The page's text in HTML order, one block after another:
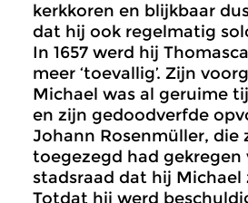
kerkkoren en blijkbaar
dat hij ook regelmatig
In 1657 werd hij
meer ‘toevallig’. Zijn
Michael was al geruime
en zijn gedoodverfde
Johann Rosenmüller, die
toegezegd had gekregen
stadsraad dat hij Michael
Totdat hij werd